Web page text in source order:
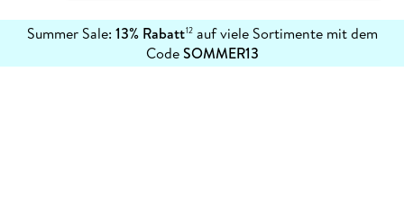
Summer Sale: 13% Rabatt12auf viele Sortimente mit dem
CodeSOMMER13
erfahren